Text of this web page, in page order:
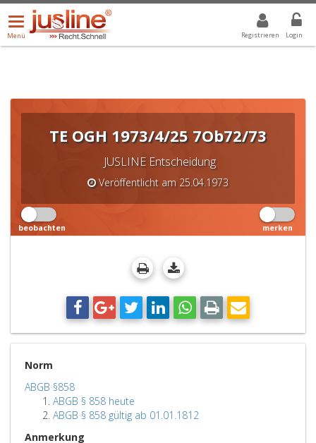
Registrieren Login
Menü
öffnen/schließen
Menü
ALLE DROPDOWN: GEWÄHLTER WERT IST ALLE
TE OGH 1973/4/25 7Ob72/73
JUSLINE Entscheidung
Veröffentlicht am 25.04.1973
beobachten merken
Norm
ABGB §858
ABGB § 858 heute
ABGB § 858 gültig ab 01.01.1812
Anmerkung